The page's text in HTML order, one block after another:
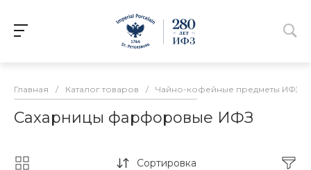
Главная / Каталог товаров / Чайно-кофейные предметы ИФЗ
Сахарницы фарфоровые ИФЗ
Сортировка